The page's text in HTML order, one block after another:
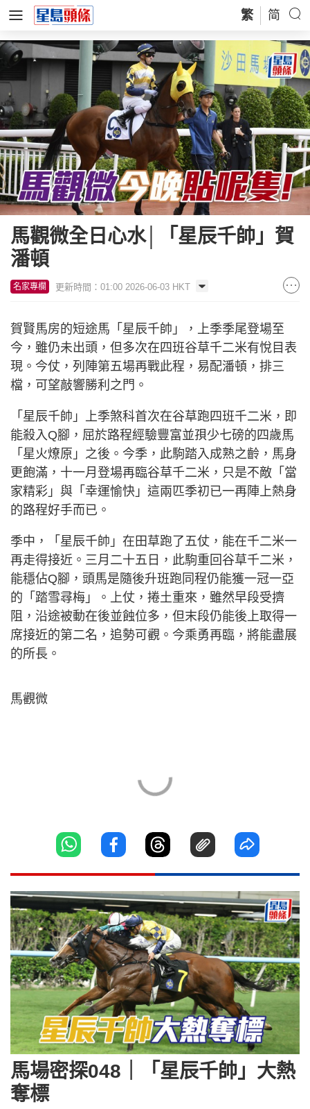
繁 简
馬觀微全日心水│「星辰千帥」賀
潘頓
名家專欄 更新時間：01:00 2026-06-03 HKT
賀賢馬房的短途馬「星辰千帥」，上季季尾登場至
今，雖仍未出頭，但多次在四班谷草千二米有悅目表
現。今仗，列陣第五場再戰此程，易配潘頓，排三
檔，可望敲響勝利之門。
「星辰千帥」上季煞科首次在谷草跑四班千二米，即
能殺入Q腳，屈於路程經驗豐富並孭少七磅的四歲馬
「星火燎原」之後。今季，此駒踏入成熟之齡，馬身
更飽滿，十一月登場再臨谷草千二米，只是不敵「當
家精彩」與「幸運愉快」這兩匹季初已一再陣上熱身
的路程好手而已。
季中，「星辰千帥」在田草跑了五仗，能在千二米一
再走得接近。三月二十五日，此駒重回谷草千二米，
能穩佔Q腳，頭馬是隨後升班跑同程仍能獲一冠一亞
的「踏雪尋梅」。上仗，捲土重來，雖然早段受擠
阻，沿途被動在後並蝕位多，但末段仍能後上取得一
席接近的第二名，追勢可觀。今乘勇再臨，將能盡展
的所長。
馬觀微
馬場密探048｜「星辰千帥」大熱
奪標